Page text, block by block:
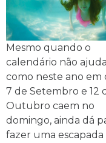
Mesmo quando o
calendário não
como neste ano em
7 de Setembro e 12
Outubro caem no
domingo, ainda dá
fazer uma escapada